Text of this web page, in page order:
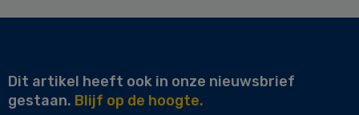
Dit artikel heeft ook in onze nieuwsbrief
gestaan. Blijf op de hoogte.